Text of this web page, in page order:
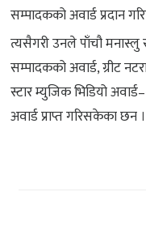
सम्पादकको अवार्ड प्रदान
त्यसैगरी उनले पाँचौ मनास्लु
सम्पादकको अवार्ड, ग्रीट
स्टार म्युजिक भिडियो
अवार्ड प्राप्त गरिसकेका छन ।